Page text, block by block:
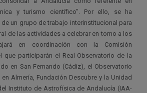
y turismo científico”. Por ello, se ha
un grupo de trabajo interinstitucional para
de las actividades a celebrar en torno a los
en coordinación con la Comisión
que participarán el Real Observatorio de la
en San Fernando (Cádiz), el Observatorio
Almería, Fundación Descubre y la Unidad
Instituto de Astrofísica de Andalucía (IAA-